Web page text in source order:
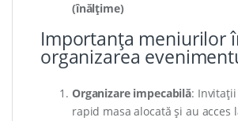
(înălțime)
Importanța meniurilor
organizarea
Organizare impecabilă:
rapid masa alocată și au acces